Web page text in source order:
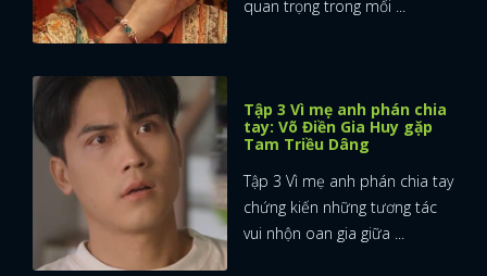
quan trọng trong mối ...
Tập 3 Vì mẹ anh phán chia
tay: Võ Điền Gia Huy gặp
Tam Triều Dâng
Tập 3 Vì mẹ anh phán chia tay
chứng kiến những tương tác
vui nhộn oan gia giữa ...